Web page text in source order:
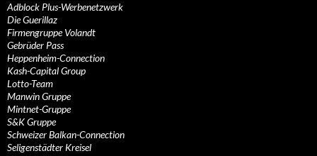
Adblock Plus-Werbenetzwerk
Die Guerillaz
Firmengruppe Volandt
Gebrüder Pass
Heppenheim-Connection
Kash-Capital Group
Lotto-Team
Manwin Gruppe
Mintnet-Gruppe
S&K Gruppe
Schweizer Balkan-Connection
Seligenstädter Kreisel